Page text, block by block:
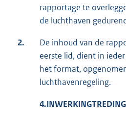
rapportage te
de luchthaven
2.
De inhoud van de
eerste lid, dient in
het format,
luchthavenregeling.
4.INWERKINGTREDING